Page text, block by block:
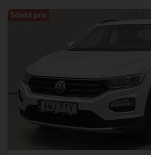
Sänkt pris